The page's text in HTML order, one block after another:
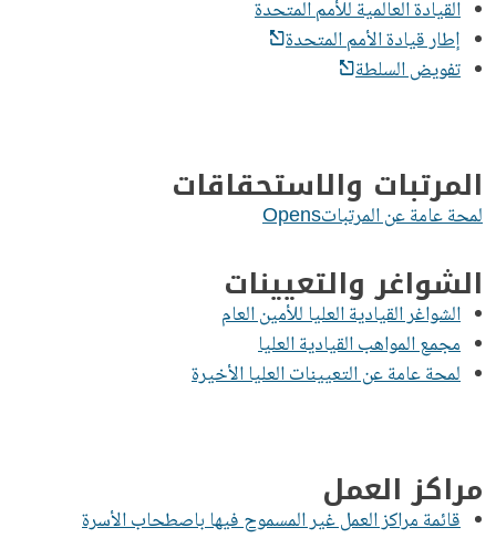
القيادة العالمية للأمم المتحدة
إطار قيادة الأمم المتحدة
تفويض السلطة
المرتبات والاستحقاقات
لمحة عامة عن المرتباتOpens
الشواغر والتعيينات
الشواغر القيادية العليا للأمين العام
مجمع المواهب القيادية العليا
لمحة عامة عن التعيينات العليا الأخيرة
مراكز العمل
قائمة مراكز العمل غير المسموح فيها باصطحاب الأسرة